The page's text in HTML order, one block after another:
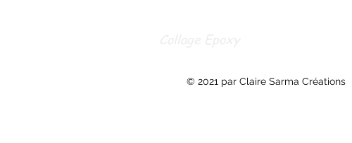
© 2021 par Claire Sarma Créations